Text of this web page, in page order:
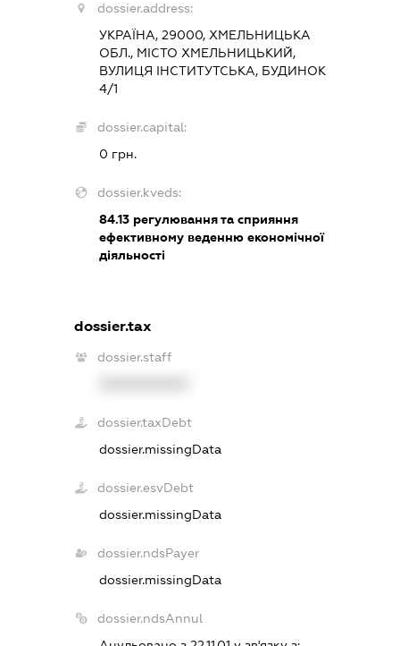
dossier.address:
УКРАЇНА, 29000, ХМЕЛЬНИЦЬКА
ОБЛ., МІСТО ХМЕЛЬНИЦЬКИЙ,
ВУЛИЦЯ ІНСТИТУТСЬКА, БУДИНОК
4/1
dossier.capital:
0 грн.
dossier.kveds:
84.13регулювання та сприяння
ефективному веденню економічної
діяльності
dossier.tax
dossier.staff
dossier.taxDebt
dossier.missingData
dossier.esvDebt
dossier.missingData
dossier.ndsPayer
dossier.missingData
dossier.ndsAnnul